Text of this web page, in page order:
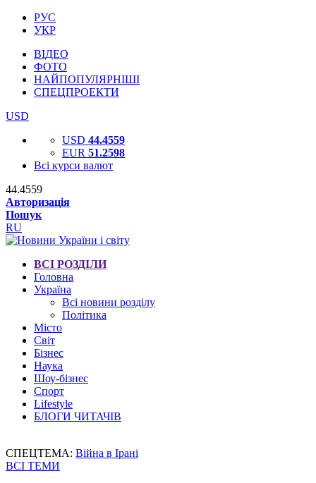
РУС
УКР
ВІДЕО
ФОТО
НАЙПОПУЛЯРНІШІ
СПЕЦПРОЕКТИ
USD
USD 44.4559
EUR 51.2598
Всі курси валют
44.4559
Авторизація
Пошук
RU
ВСІ РОЗДІЛИ
Головна
Україна
Всі новини розділу
Політика
Місто
Світ
Бізнес
Наука
Шоу-бізнес
Спорт
Lifestyle
БЛОГИ ЧИТАЧІВ
СПЕЦТЕМА: Війна в Ірані
ВСІ ТЕМИ